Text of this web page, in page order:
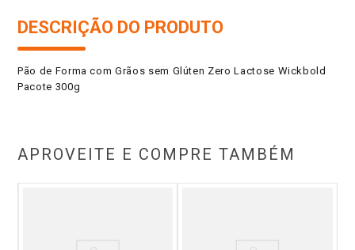
DESCRIÇÃO DO PRODUTO
Pão de Forma com Grãos sem Glúten Zero Lactose Wickbold
Pacote 300g
APROVEITE E COMPRE TAMBÉM